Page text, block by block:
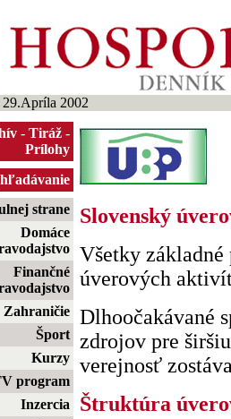
2002
- Tiráž -
Prílohy
strane
Domáce
Finančné
Zahraničie
Šport
Kurzy
program
Inzercia
Slovenský
Všetky
úverových
Dlhoočakávané
zdrojov pre
verejnosť
Štruktúra